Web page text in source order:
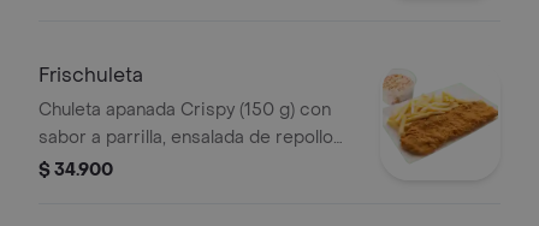
Frischuleta
Chuleta apanada Crispy (150 g) con
sabor a parrilla, ensalada de repollo
personal (145 g) y papas a la francesa
$ 34.900